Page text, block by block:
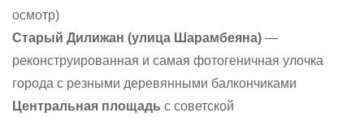
осмотр)
Старый Дилижан (улица Шарамбеяна) —
реконструированная и самая фотогеничная улочка
города с резными деревянными балкончиками
Центральная площадь с советской